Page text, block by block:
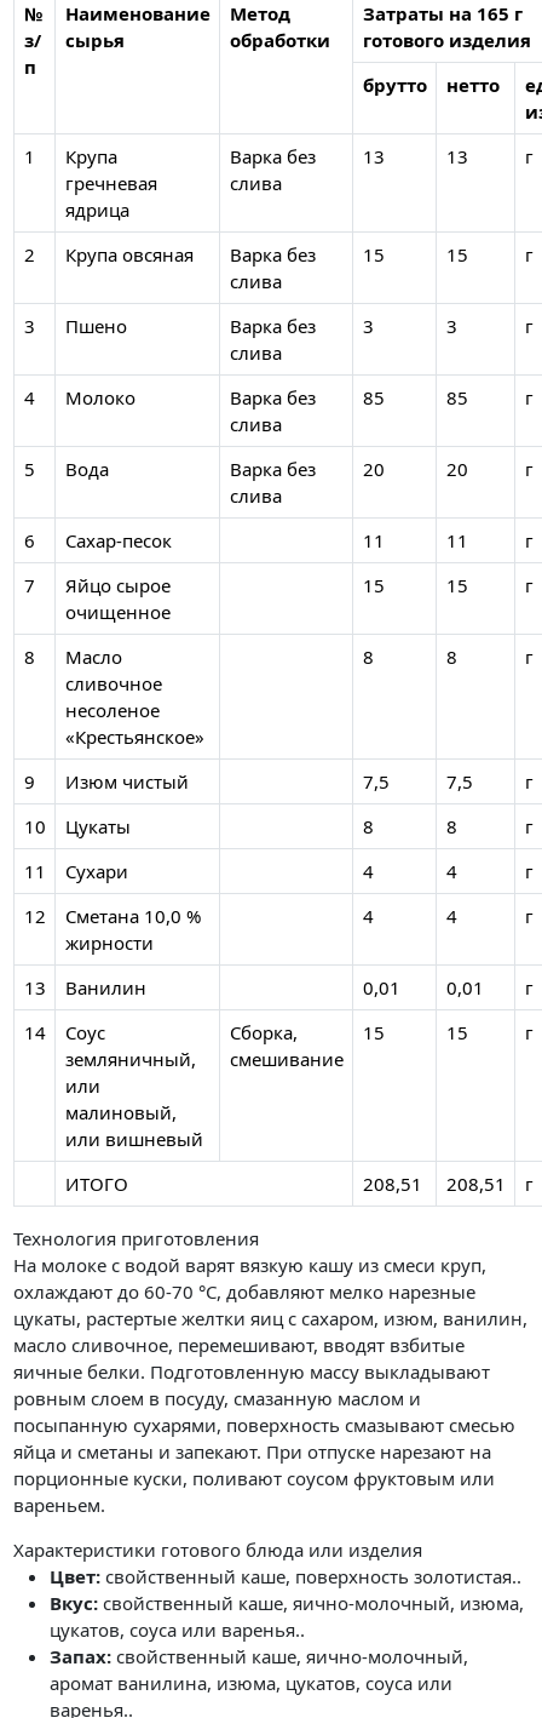
№
з/
п
Наименование
сырья
Метод
обработки
Затраты на 165 г
готового изделия
брутто
нетто
1
Крупа
гречневая
ядрица
Варка без
слива
13 13 г
2 Крупа овсяная
Варка без
слива
15 15 г
3 Пшено
Варка без
слива
3 3 г
4 Молоко
Варка без
слива
85 85 г
5 Вода
Варка без
слива
20 20 г
6 Сахар-песок 11 11
г
7
Яйцо сырое
очищенное
15 15 г
8
Масло
сливочное
несоленое
«Крестьянское»
8 8 г
9 Изюм чистый 7,5 7,5
г
10
Цукаты 8 8
г
11
Сухари 4 4
г
12
Сметана 10,0 %
жирности
4 4 г
13 Ванилин 0,01 0,01
г
14
Соус
земляничный,
или
малиновый,
или вишневый
Сборка,
смешивание
15 15 г
ИТОГО 208,51 208,51 г
Технология приготовления
На молоке с водой варят вязкую кашу из смеси круп,
охлаждают до 60-70 °C, добавляют мелко нарезные
цукаты, растертые желтки яиц с сахаром, изюм, ванилин,
масло сливочное, перемешивают, вводят взбитые
яичные белки. Подготовленную массу выкладывают
ровным слоем в посуду, смазанную маслом и
посыпанную сухарями, поверхность смазывают смесью
яйца и сметаны и запекают. При отпуске нарезают на
порционные куски, поливают соусом фруктовым или
вареньем.
Характеристики готового блюда или изделия
Цвет: свойственный каше, поверхность золотистая..
Вкус: свойственный каше, яично-молочный, изюма,
цукатов, соуса или варенья..
Запах: свойственный каше, яично-молочный,
аромат ванилина, изюма, цукатов, соуса или
варенья..